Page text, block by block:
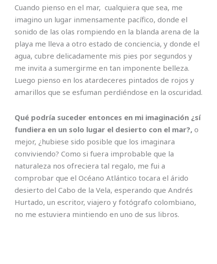
Cuando pienso en el mar, cualquiera que sea, me
imagino un lugar inmensamente pacífico, donde el
sonido de las olas rompiendo en la blanda arena de la
playa me lleva a otro estado de conciencia, y donde el
agua, cubre delicadamente mis pies por segundos y
me invita a sumergirme en tan imponente belleza.
Luego pienso en los atardeceres pintados de rojos y
amarillos que se esfuman perdiéndose en la oscuridad.
Qué podría suceder entonces en mi imaginación ¿sí
fundiera en un solo lugar el desierto con el mar?, o
mejor, ¿hubiese sido posible que los imaginara
conviviendo? Como si fuera improbable que la
naturaleza nos ofreciera tal regalo, me fui a
comprobar que el Océano Atlántico tocara el árido
desierto del Cabo de la Vela, esperando que Andrés
Hurtado, un escritor, viajero y fotógrafo colombiano,
no me estuviera mintiendo en uno de sus libros.